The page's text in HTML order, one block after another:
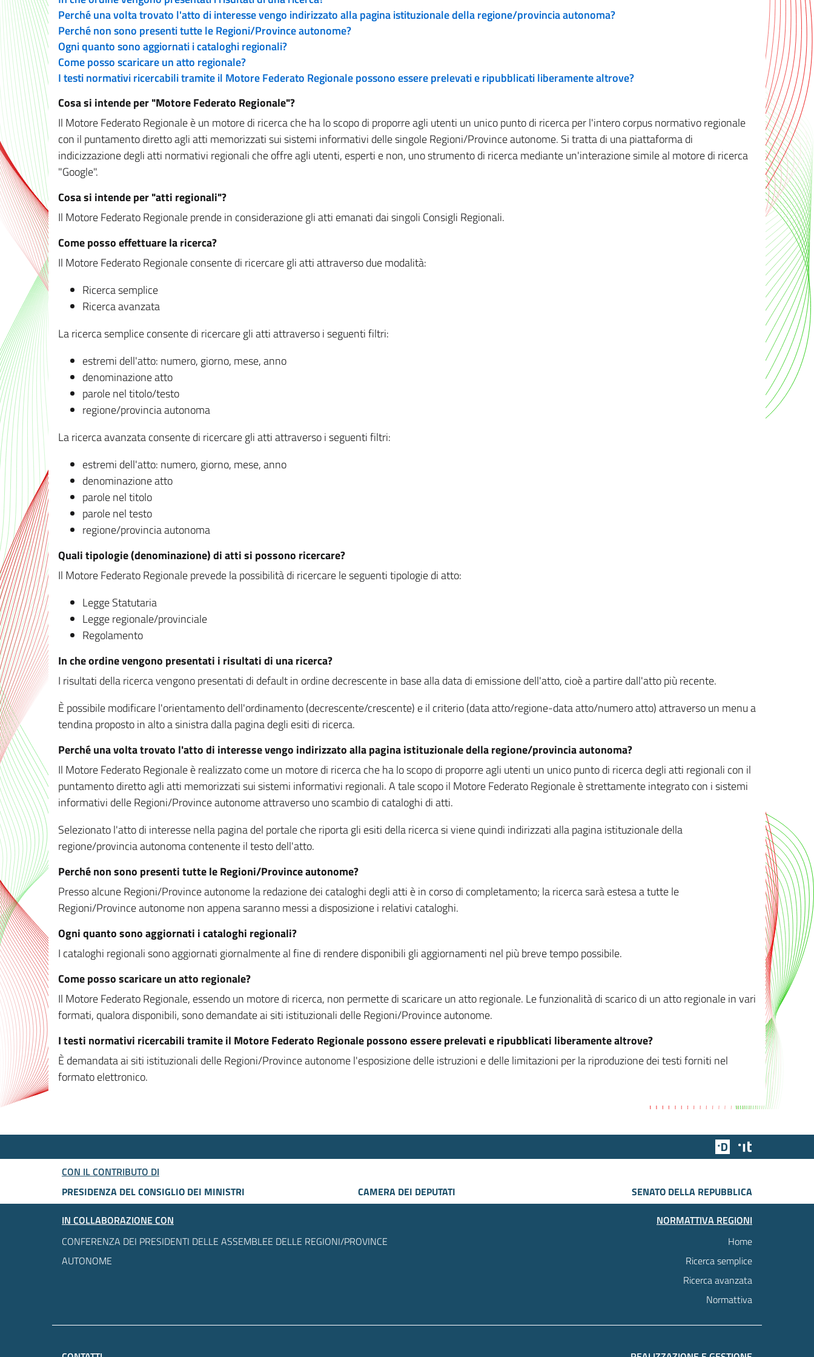
Perché una volta trovato l'atto di interesse vengo indirizzato alla pagina istituzionale della regione/provincia autonoma?
Perché non sono presenti tutte le Regioni/Province autonome?
Ogni quanto sono aggiornati i cataloghi regionali?
Come posso scaricare un atto regionale?
I testi normativi ricercabili tramite il Motore Federato Regionale possono essere prelevati e ripubblicati liberamente altrove?
Cosa si intende per "Motore Federato Regionale"?
Il Motore Federato Regionale è un motore di ricerca che ha lo scopo di proporre agli utenti un unico punto di ricerca per l'intero corpus normativo regionale
con il puntamento diretto agli atti memorizzati sui sistemi informativi delle singole Regioni/Province autonome. Si tratta di una piattaforma di
indicizzazione degli atti normativi regionali che offre agli utenti, esperti e non, uno strumento di ricerca mediante un'interazione simile al motore di ricerca
"Google".
Cosa si intende per "atti regionali"?
Il Motore Federato Regionale prende in considerazione gli atti emanati dai singoli Consigli Regionali.
Come posso effettuare la ricerca?
Il Motore Federato Regionale consente di ricercare gli atti attraverso due modalità:
Ricerca semplice
Ricerca avanzata
La ricerca semplice consente di ricercare gli atti attraverso i seguenti filtri:
estremi dell'atto: numero, giorno, mese, anno
denominazione atto
parole nel titolo/testo
regione/provincia autonoma
La ricerca avanzata consente di ricercare gli atti attraverso i seguenti filtri:
estremi dell'atto: numero, giorno, mese, anno
denominazione atto
parole nel titolo
parole nel testo
regione/provincia autonoma
Quali tipologie (denominazione) di atti si possono ricercare?
Il Motore Federato Regionale prevede la possibilità di ricercare le seguenti tipologie di atto:
Legge Statutaria
Legge regionale/provinciale
Regolamento
In che ordine vengono presentati i risultati di una ricerca?
I risultati della ricerca vengono presentati di default in ordine decrescente in base alla data di emissione dell'atto, cioè a partire dall'atto più recente.
È possibile modificare l'orientamento dell'ordinamento (decrescente/crescente) e il criterio (data atto/regione-data atto/numero atto) attraverso un menu a
tendina proposto in alto a sinistra dalla pagina degli esiti di ricerca.
Perché una volta trovato l'atto di interesse vengo indirizzato alla pagina istituzionale della regione/provincia autonoma?
Il Motore Federato Regionale è realizzato come un motore di ricerca che ha lo scopo di proporre agli utenti un unico punto di ricerca degli atti regionali con il
puntamento diretto agli atti memorizzati sui sistemi informativi regionali. A tale scopo il Motore Federato Regionale è strettamente integrato con i sistemi
informativi delle Regioni/Province autonome attraverso uno scambio di cataloghi di atti.
Selezionato l'atto di interesse nella pagina del portale che riporta gli esiti della ricerca si viene quindi indirizzati alla pagina istituzionale della
regione/provincia autonoma contenente il testo dell'atto.
Perché non sono presenti tutte le Regioni/Province autonome?
Presso alcune Regioni/Province autonome la redazione dei cataloghi degli atti è in corso di completamento; la ricerca sarà estesa a tutte le
Regioni/Province autonome non appena saranno messi a disposizione i relativi cataloghi.
Ogni quanto sono aggiornati i cataloghi regionali?
I cataloghi regionali sono aggiornati giornalmente al fine di rendere disponibili gli aggiornamenti nel più breve tempo possibile.
Come posso scaricare un atto regionale?
Il Motore Federato Regionale, essendo un motore di ricerca, non permette di scaricare un atto regionale. Le funzionalità di scarico di un atto regionale in vari
formati, qualora disponibili, sono demandate ai siti istituzionali delle Regioni/Province autonome.
I testi normativi ricercabili tramite il Motore Federato Regionale possono essere prelevati e ripubblicati liberamente altrove?
È demandata ai siti istituzionali delle Regioni/Province autonome l'esposizione delle istruzioni e delle limitazioni per la riproduzione dei testi forniti nel
formato elettronico.
Team Digitale
CON IL CONTRIBUTO DI
PRESIDENZA DEL CONSIGLIO DEI MINISTRI
CAMERA DEI DEPUTATI
SENATO DELLA REPUBBLICA
IN COLLABORAZIONE CON
CONFERENZA DEI PRESIDENTI DELLE ASSEMBLEE DELLE REGIONI/PROVINCE
AUTONOME
NORMATTIVA REGIONI
Home
Ricerca semplice
Ricerca avanzata
Normattiva